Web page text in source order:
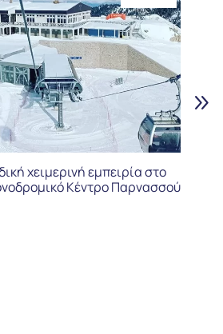
χειμερινή εμπειρία στο
Κέντρο Παρνασσού